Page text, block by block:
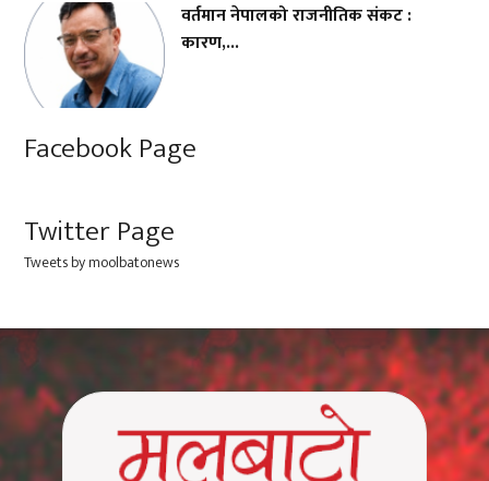
वर्तमान नेपालको राजनीतिक संकट :
कारण,...
Facebook Page
Twitter Page
Tweets by moolbatonews